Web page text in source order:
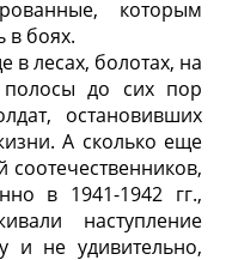
которым
в боях.
в лесах, болотах, на
до сих пор
остановивших
А сколько еще
в 1941-1942 гг.,
наступление
и не удивительно,